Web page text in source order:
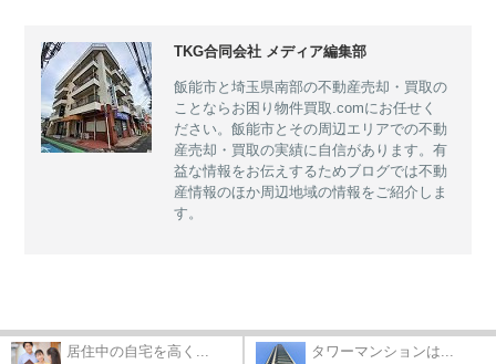
TKG合同会社 メディア編集部
飯能市と埼玉県南部の不動産売却・買取の
ことならお困り物件買取.comにお任せく
ださい。飯能市とその周辺エリアでの不動
産売却・買取の実績に自信があります。有
益な情報をお伝えするためブログでは不動
産情報のほか周辺地域の情報をご紹介しま
す。
居住中の自宅を高く... タワーマンションは...